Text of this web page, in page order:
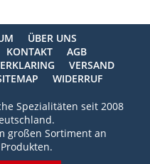
ÜBER UNS
KONTAKT
AGB
VERSAND
WIDERRUF
Spezialitäten seit 2008
großen Sortiment an